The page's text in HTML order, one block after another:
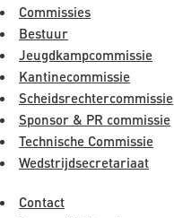
Commissies
Bestuur
Jeugdkampcommissie
Kantinecommissie
Scheidsrechtercommissie
Sponsor & PR commissie
Technische Commissie
Wedstrijdsecretariaat
Contact